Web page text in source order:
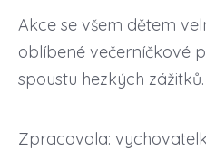
Akce se všem dětem
oblíbené večerníčkové
spoustu hezkých zážitků.
Zpracovala: